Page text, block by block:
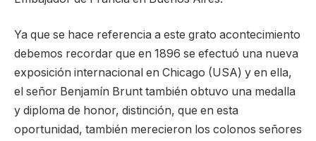
Ya que se hace referencia a este grato acontecimiento
debemos recordar que en 1896 se efectuó una nueva
exposición internacional en Chicago (USA) y en ella,
el señor Benjamín Brunt también obtuvo una medalla
y diploma de honor, distinción, que en esta
oportunidad, también merecieron los colonos señores